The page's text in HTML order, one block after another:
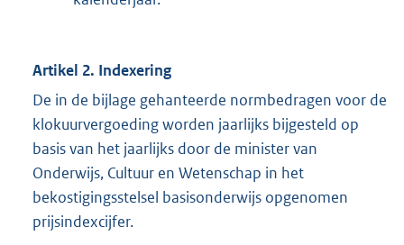
Artikel 2. Indexering
De in de bijlage gehanteerde normbedragen voor de
klokuurvergoeding worden jaarlijks bijgesteld op
basis van het jaarlijks door de minister van
Onderwijs, Cultuur en Wetenschap in het
bekostigingsstelsel basisonderwijs opgenomen
prijsindexcijfer.